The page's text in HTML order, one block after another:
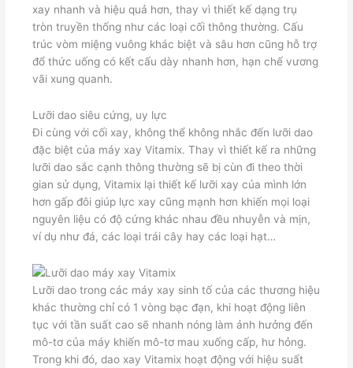
xay nhanh và hiệu quả hơn, thay vì thiết kế dạng trụ
tròn truyền thống như các loại cối thông thường. Cấu
trúc vòm miệng vuông khác biệt và sâu hơn cũng hỗ trợ
đổ thức uống có kết cấu dày nhanh hơn, hạn chế vương
vãi xung quanh.
Lưỡi dao siêu cứng, uy lực
Đi cùng với cối xay, không thể không nhắc đến lưỡi dao
đặc biệt của máy xay Vitamix. Thay vì thiết kế ra những
lưỡi dao sắc cạnh thông thường sẽ bị cùn đi theo thời
gian sử dụng, Vitamix lại thiết kế lưỡi xay của mình lớn
hơn gấp đôi giúp lực xay cũng mạnh hơn khiến mọi loại
nguyên liệu có độ cứng khác nhau đều nhuyễn và mịn,
ví dụ như đá, các loại trái cây hay các loại hạt…
Lưỡi dao trong các máy xay sinh tố của các thương hiệu
khác thường chỉ có 1 vòng bạc đạn, khi hoạt động liên
tục với tần suất cao sẽ nhanh nóng làm ảnh hưởng đến
mô-tơ của máy khiến mô-tơ mau xuống cấp, hư hỏng.
Trong khi đó, dao xay Vitamix hoạt động với hiệu suất